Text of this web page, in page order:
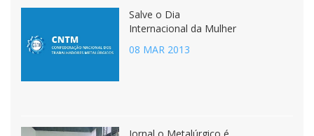
Salve o Dia
Internacional da Mulher
08 MAR 2013
Jornal o Metalúrgico é